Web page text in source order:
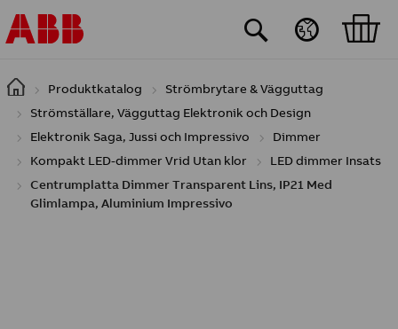
Hoppa till huvudinnehåll
Produktkatalog
Strömbrytare & Vägguttag
Strömställare, Vägguttag Elektronik och Design
Elektronik Saga, Jussi och Impressivo
Dimmer
Kompakt LED-dimmer Vrid Utan klor
LED dimmer Insats
Centrumplatta Dimmer Transparent Lins, IP21 Med
Glimlampa, Aluminium Impressivo